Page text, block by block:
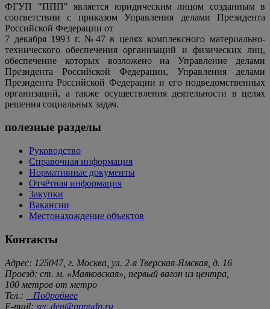
ФГУП "ППП" является юридическим лицом созданным в
соответствии с приказом Управления делами Президента
Российской Федерации от
7 декабря 1993 г. №47 в целях комплексного материально-
технического обеспечения организаций и физических лиц,
обеспечение которых возложено на Управление делами
Президента Российской Федерации, Управления делами
Президента Российской Федерации и его подведомственных
организаций, а также осуществления деятельности в целях
решения социальных задач.
полезные разделы
Руководство
Справочная информация
Нормативные документы
Отчётная информация
Закупки
Вакансии
Местонахождение объектов
Контакты
Адрес: 125047, г. Москва, ул. 2-я Тверская-Ямская, д. 16
Проезд: ст. м. «Маяковская», первый вагон из центра,
100 метров от метро
Тел.:
Подробнее
E-mail: sec.dep@pppudp.ru